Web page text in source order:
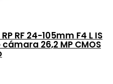
RF 24-105mm F4 L IS
26,2 MP CMOS